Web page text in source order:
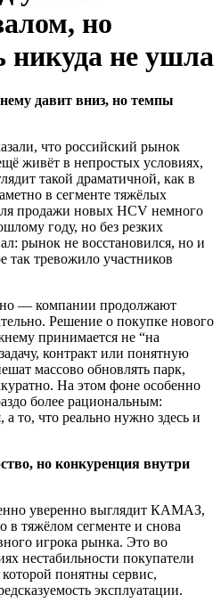
но
никуда не ушла
давит вниз, но темпы
что российский рынок
живёт в непростых условиях,
такой драматичной, как в
в сегменте тяжёлых
продажи новых HCV немного
году, но без резких
рынок не восстановился, но и
так тревожило участников
— компании продолжают
Решение о покупке нового
принимается не “на
контракт или понятную
массово обновлять парк,
На этом фоне особенно
более рациональным:
а то, что реально нужно здесь и
но конкуренция внутри
уверенно выглядит КАМАЗ,
в тяжёлом сегменте и снова
игрока рынка. Это во
нестабильности покупатели
понятны сервис,
эксплуатации.